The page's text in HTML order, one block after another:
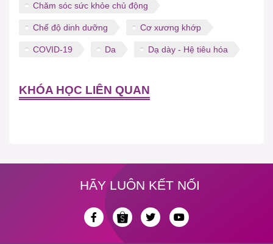
Chăm sóc sức khỏe chủ động
Chế độ dinh dưỡng Cơ xương khớp
COVID-19 Da Dạ dày - Hệ tiêu hóa
KHÓA HỌC LIÊN QUAN
HÃY LUÔN KẾT NỐI